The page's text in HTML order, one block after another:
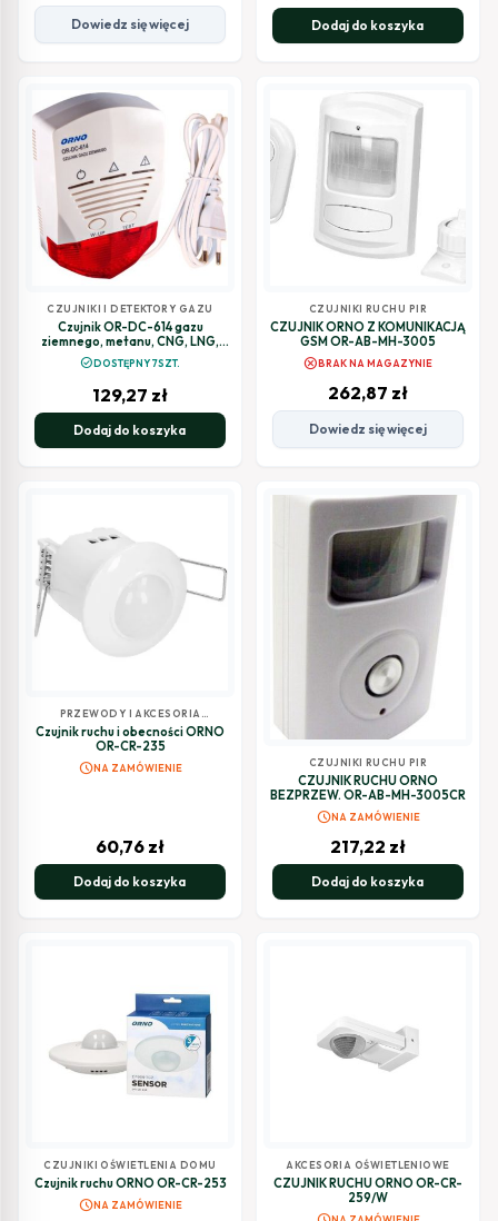
Dowiedz się więcej Dodaj do koszyka
CZUJNIKI I DETEKTORY GAZU
Czujnik OR-DC-614 gazu
ziemnego, metanu, CNG, LNG,
check_circleDOSTĘPNY 7SZT.
129,27 zł
Dodaj do koszyka
CZUJNIKI RUCHU PIR
CZUJNIK ORNO Z KOMUNIKACJĄ
GSM OR-AB-MH-3005
cancelBRAK NA MAGAZYNIE
262,87 zł
Dowiedz się więcej
PRZEWODY I AKCESORIA
ELEKTRYCZNE
Czujnik ruchu i obecności ORNO
OR-CR-235
scheduleNA ZAMÓWIENIE
60,76 zł
Dodaj do koszyka
CZUJNIKI RUCHU PIR
CZUJNIK RUCHU ORNO
BEZPRZEW. OR-AB-MH-3005CR
scheduleNA ZAMÓWIENIE
217,22 zł
Dodaj do koszyka
CZUJNIKI OŚWIETLENIA DOMU
Czujnik ruchu ORNO OR-CR-253
scheduleNA ZAMÓWIENIE
AKCESORIA OŚWIETLENIOWE
CZUJNIK RUCHU ORNO OR-CR-
259/W